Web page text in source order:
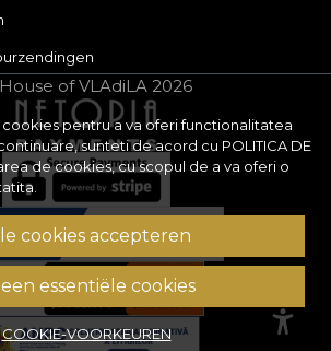
pentru a va oferi functionalitatea
sunteti de acord cu POLITICA DE
de cookies, cu scopul de a va oferi o
cookies accepteren
essentiële cookies
COOKIE-VOORKEUREN
of VLAdiLA 2026